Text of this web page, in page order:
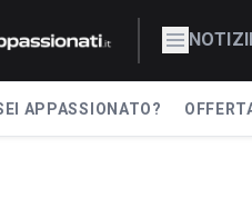
APPASSIONATO?